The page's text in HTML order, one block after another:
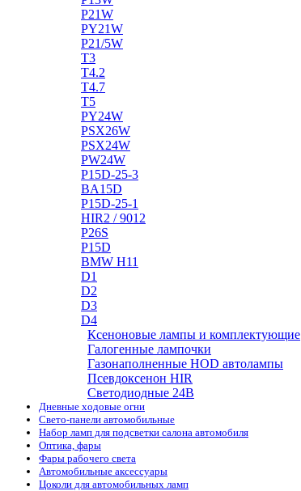
P21W
PY21W
P21/5W
T3
T4.2
T4.7
T5
PY24W
PSX26W
PSX24W
PW24W
P15D-25-3
BA15D
P15D-25-1
HIR2 / 9012
P26S
P15D
BMW H11
D1
D2
D3
D4
Ксеноновые лампы и комплектующие
Галогенные лампочки
Газонаполненные HOD автолампы
Псевдоксенон HIR
Cветодиодные 24B
Дневные ходовые огни
Свето-панели автомобильные
Набор ламп для подсветки салона автомобиля
Оптика, фары
Фары рабочего света
Автомобильные аксессуары
Цоколи для автомобильных ламп